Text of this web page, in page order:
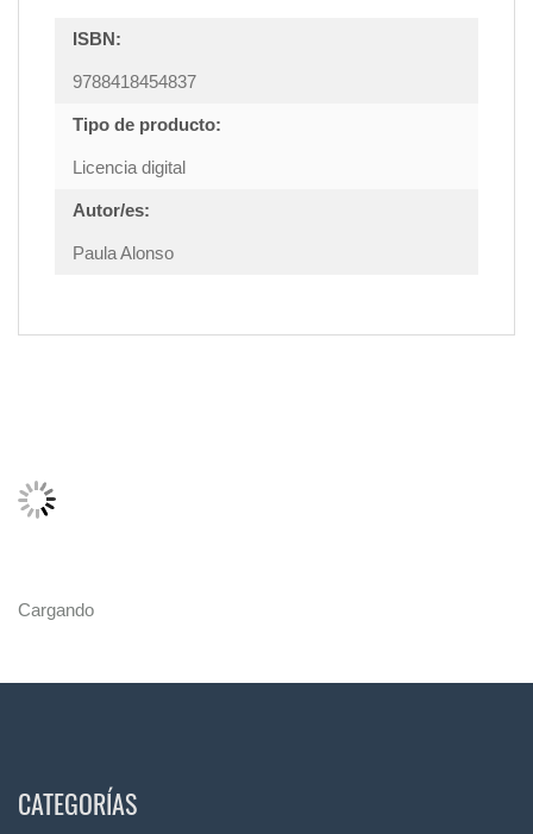
ISBN:
9788418454837
Tipo de producto:
Licencia digital
Autor/es:
Paula Alonso
Cargando
CATEGORÍAS